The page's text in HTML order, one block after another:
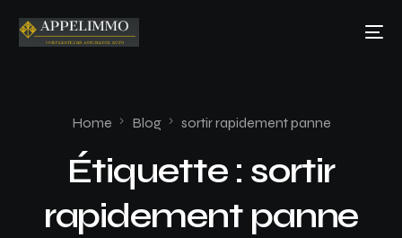
Home Blog sortir rapidement panne
Étiquette : sortir
rapidement panne